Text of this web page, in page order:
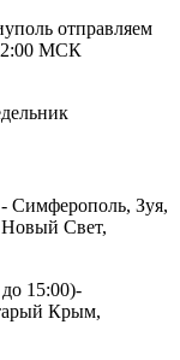
отправляем
МСК
Зуя,
Новый Свет,
15:00)-
Крым,